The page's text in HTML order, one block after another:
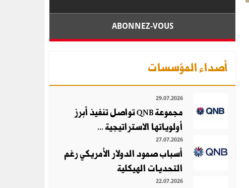
ABONNEZ-VOUS
أصداء المؤسسات
29.07.2026
مجموعة QNB تواصل تنفيذ أبرز
أولوياتها الاستراتيجية ...
27.07.2026
أسباب صمود الدولار الأمريكي رغم
التحديات الهيكلية
22.07.2026